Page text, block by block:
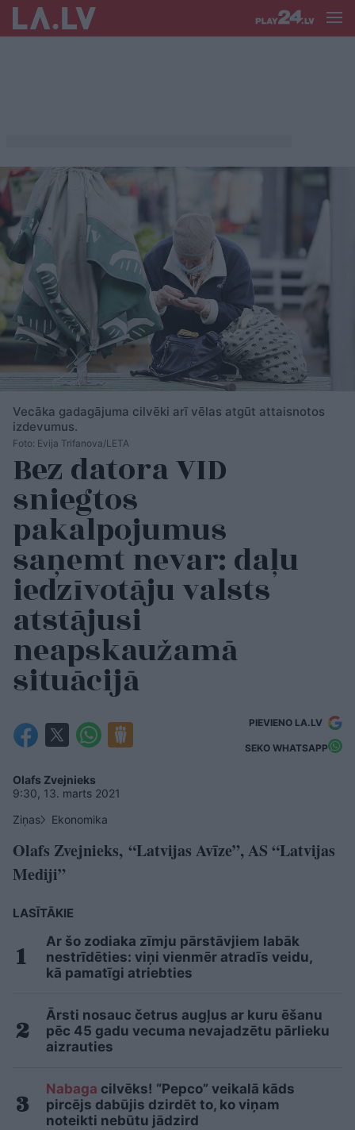
Vecāka gadagājuma cilvēki arī vēlas atgūt attaisnotos
izdevumus.
Foto: Evija Trifanova/LETA
Bez datora VID
sniegtos
pakalpojumus
saņemt nevar: daļu
iedzīvotāju valsts
atstājusi
neapskaužamā
situācijā
PIEVIENO LA.LV
SEKO WHATSAPP
Olafs Zvejnieks
9:30, 13. marts 2021
Ziņas
Ekonomika
Olafs Zvejnieks, “Latvijas Avīze”, AS “Latvijas
Mediji”
LASĪTĀKIE
Ar šo zodiaka zīmju pārstāvjiem labāk
nestrīdēties: viņi vienmēr atradīs veidu,
kā pamatīgi atriebties
Ārsti nosauc četrus augļus ar kuru ēšanu
pēc 45 gadu vecuma nevajadzētu pārlieku
aizrauties
Nabaga cilvēks! “Pepco” veikalā kāds
pircējs dabūjis dzirdēt to, ko viņam
noteikti nebūtu jādzird